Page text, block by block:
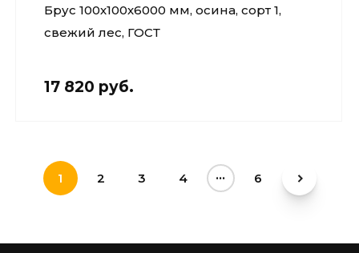
Брус 100х100х6000 мм, осина, сорт 1,
свежий лес, ГОСТ
17 820 руб.
1 2 3 4 ... 6